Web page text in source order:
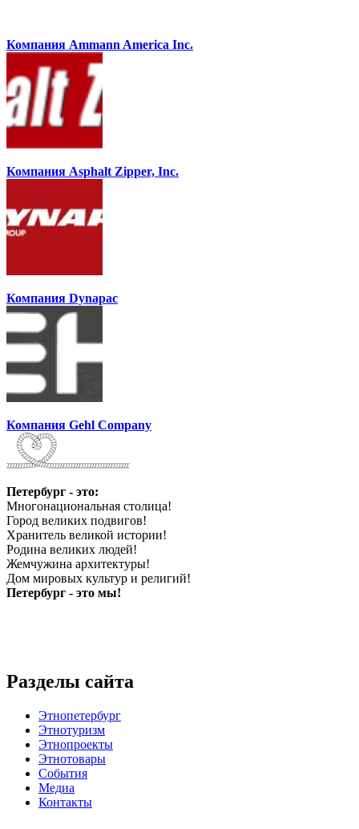
Компания Ammann America Inc.
Компания Asphalt Zipper, Inc.
Компания Dynapac
Компания Gehl Company
Петербург - это:
Многонациональная столица!
Город великих подвигов!
Хранитель великой истории!
Родина великих людей!
Жемчужина архитектуры!
Дом мировых культур и религий!
Петербург - это мы!
Разделы сайта
Этнопетербург
Этнотуризм
Этнопроекты
Этнотовары
События
Медиа
Контакты